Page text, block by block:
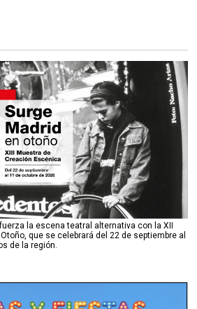
la escena teatral alternativa con la XII
que se celebrará del 22 de septiembre al
de la región.